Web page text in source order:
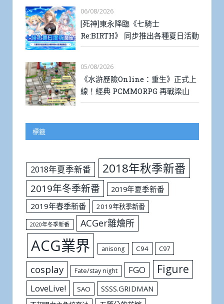
06/08/2026
[死神]東永降臨《七騎士
Re:BIRTH》 同步推出各種夏日活動
05/08/2026
《水滸歷險Online：重生》正式上
線！經典 PCMMORPG 再戰梁山
標籤
2018年夏季新番 2018年秋季新番
2019年冬季新番
2019年夏季新番
2019年春季新番
2019年秋季新番
2020年冬季新番 ACGer雜燴所
ACG業界 anisong C94 C97
cosplay Fate/stay night FGO Figure
LoveLive! SAO SSSS.GRIDMAN